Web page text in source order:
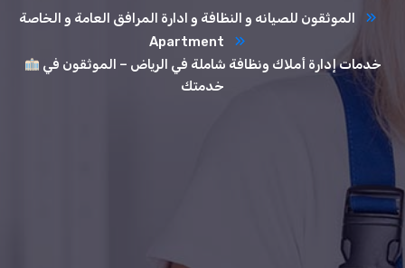
الموثقون للصيانه و النظافة و ادارة المرافق العامة و الخاصة
Apartment
خدمتك